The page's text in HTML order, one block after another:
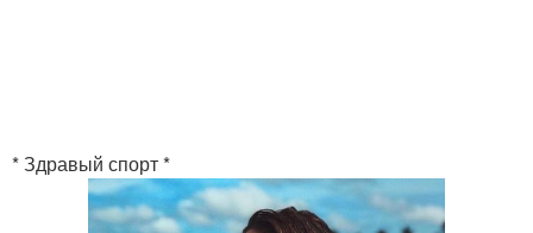
* Здравый спорт *